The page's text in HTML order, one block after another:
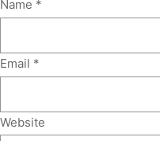
Name *
Email *
Website